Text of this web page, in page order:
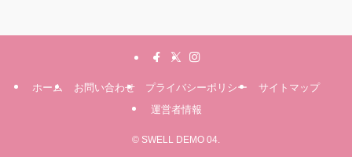
ホーム お問い合わせ プライバシーポリシー
サイトマップ
運営者情報
© SWELL DEMO 04.